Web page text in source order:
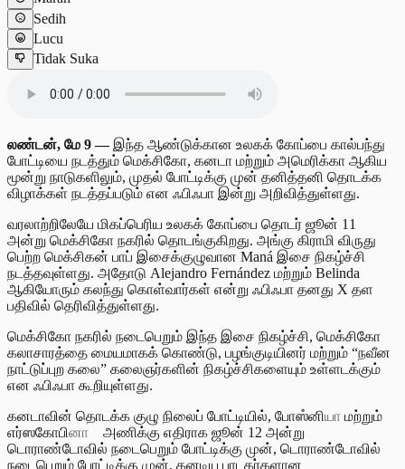
Sedih
Lucu
Tidak Suka
லண்டன், மே 9 —இந்த ஆண்டுக்கான உலகக் கோப்பை கால்பந்து
போட்டியை நடத்தும் மெக்சிகோ, கனடா மற்றும் அமெரிக்கா ஆகிய
மூன்று நாடுகளிலும், முதல் போட்டிக்கு முன் தனித்தனி தொடக்க
விழாக்கள் நடத்தப்படும் என ஃபிஃபா இன்று அறிவித்துள்ளது.
வரலாற்றிலேயே மிகப்பெரிய உலகக் கோப்பை தொடர் ஜூன் 11
அன்று மெக்சிகோ நகரில் தொடங்குகிறது. அங்கு கிராமி விருது
பெற்ற மெக்சிகன் பாப் இசைக்குழுவான Maná இசை நிகழ்ச்சி
நடத்தவுள்ளது. அதோடு Alejandro Fernández மற்றும் Belinda
ஆகியோரும் கலந்து கொள்வார்கள் என்று ஃபிஃபா தனது X தள
பதிவில் தெரிவித்துள்ளது.
மெக்சிகோ நகரில் நடைபெறும் இந்த இசை நிகழ்ச்சி, மெக்சிகோ
கலாசாரத்தை மையமாகக் கொண்டு, பழங்குடியினர் மற்றும் “நவீன
நாட்டுப்புற கலை” கலைஞர்களின் நிகழ்ச்சிகளையும் உள்ளடக்கும்
என ஃபிஃபா கூறியுள்ளது.
கனடாவின் தொடக்க குழு நிலைப் போட்டியில், போஸ்னியா மற்றும்
எர்ஸகோபினா அணிக்கு எதிராக ஜூன் 12 அன்று
டொராண்டோவில் நடைபெறும் போட்டிக்கு முன், டொராண்டோவில்
நடைபெறும் போட்டிக்கு முன், கனடிய பாடகர்களான